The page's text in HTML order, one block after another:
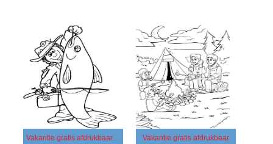
Vakantie gratis afdrukbaar voor kinderen Vakantie gratis afdrukbaar